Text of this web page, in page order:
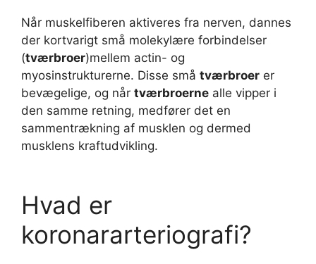
Når muskelfiberen aktiveres fra nerven, dannes
der kortvarigt små molekylære forbindelser
(tværbroer)mellem actin- og
myosinstrukturerne. Disse små tværbroer er
bevægelige, og når tværbroerne alle vipper i
den samme retning, medfører det en
sammentrækning af musklen og dermed
musklens kraftudvikling.
Hvad er
koronararteriografi?